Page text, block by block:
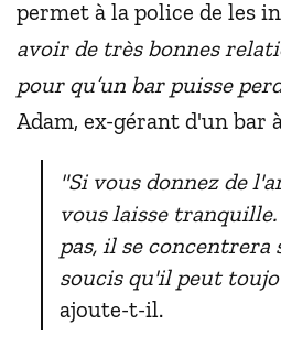
permet à la police de les
avoir de très bonnes
pour qu’un bar puisse
Adam, ex-gérant d'un bar
"Si vous donnez de
vous laisse
pas, il se
soucis qu'il peut
ajoute-t-il.